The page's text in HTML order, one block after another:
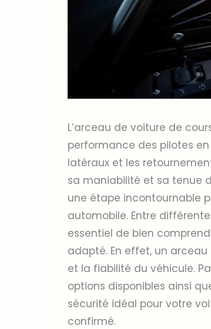
L’arceau de voiture de
performance des pilotes
latéraux et les
sa maniabilité et sa tenue
une étape incontournable
automobile. Entre
essentiel de bien
adapté. En effet, un
et la fiabilité du véhicule.
options disponibles ainsi
sécurité idéal pour votre
confirmé.